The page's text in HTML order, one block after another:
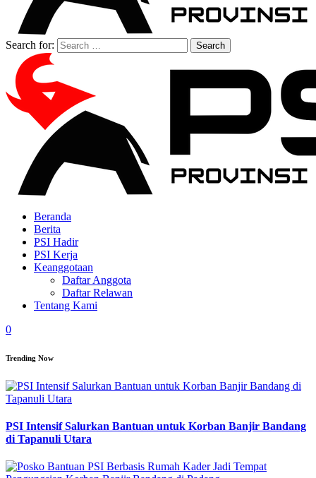
Search for:
Beranda
Berita
PSI Hadir
PSI Kerja
Keanggotaan
Daftar Anggota
Daftar Relawan
Tentang Kami
0
Trending Now
PSI Intensif Salurkan Bantuan untuk Korban Banjir Bandang
di Tapanuli Utara